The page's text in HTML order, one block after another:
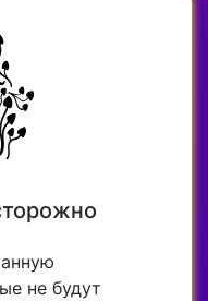
не будут